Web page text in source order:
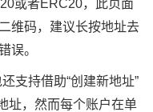
或者ERC20，此页面
维码，建议长按地址去
误。
支持借助“创建新地址”
址，然而每个账户在单